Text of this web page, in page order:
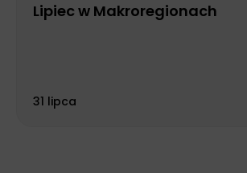
Lipiec w Makroregionach
31 lipca